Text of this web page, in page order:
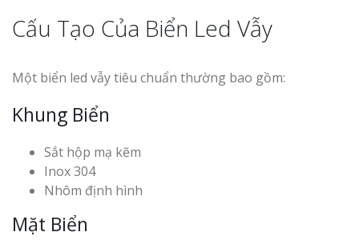
Cấu Tạo Của Biển Led Vẫy
Một biển led vẫy tiêu chuẩn thường bao gồm:
Khung Biển
Sắt hộp mạ kẽm
Inox 304
Nhôm định hình
Mặt Biển